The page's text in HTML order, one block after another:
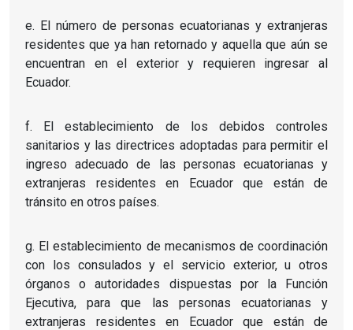
e. El número de personas ecuatorianas y extranjeras
residentes que ya han retornado y aquella que aún se
encuentran en el exterior y requieren ingresar al
Ecuador.
f. El establecimiento de los debidos controles
sanitarios y las directrices adoptadas para permitir el
ingreso adecuado de las personas ecuatorianas y
extranjeras residentes en Ecuador que están de
tránsito en otros países.
g. El establecimiento de mecanismos de coordinación
con los consulados y el servicio exterior, u otros
órganos o autoridades dispuestas por la Función
Ejecutiva, para que las personas ecuatorianas y
extranjeras residentes en Ecuador que están de